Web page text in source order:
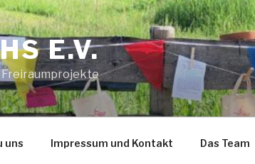
E.V.
uns Impressum und Kontakt Das Team